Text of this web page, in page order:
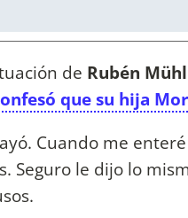
de Rubén
que su hija
Cuando me
Seguro le dijo lo